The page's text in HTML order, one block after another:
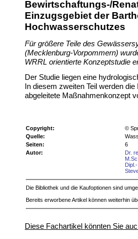
Bewirtschaftungs-/
Einzugsgebiet der
Hochwasserschutzes
Für größere Teile des
(Mecklenburg-Vorpommern)
WRRL orientierte Konzeptstudie
Der Studie liegen eine
In diesem zweiten Teil werden
abgeleitete Maßnahmenkonzept
Copyright:
©
Quelle:
Seiten:
6
Autor:
Dr.
Die Bibliothek und die Kaufoptionen sind
Bereits erworbene Artikel können weiterhin
Diese Fachartikel könnten Sie